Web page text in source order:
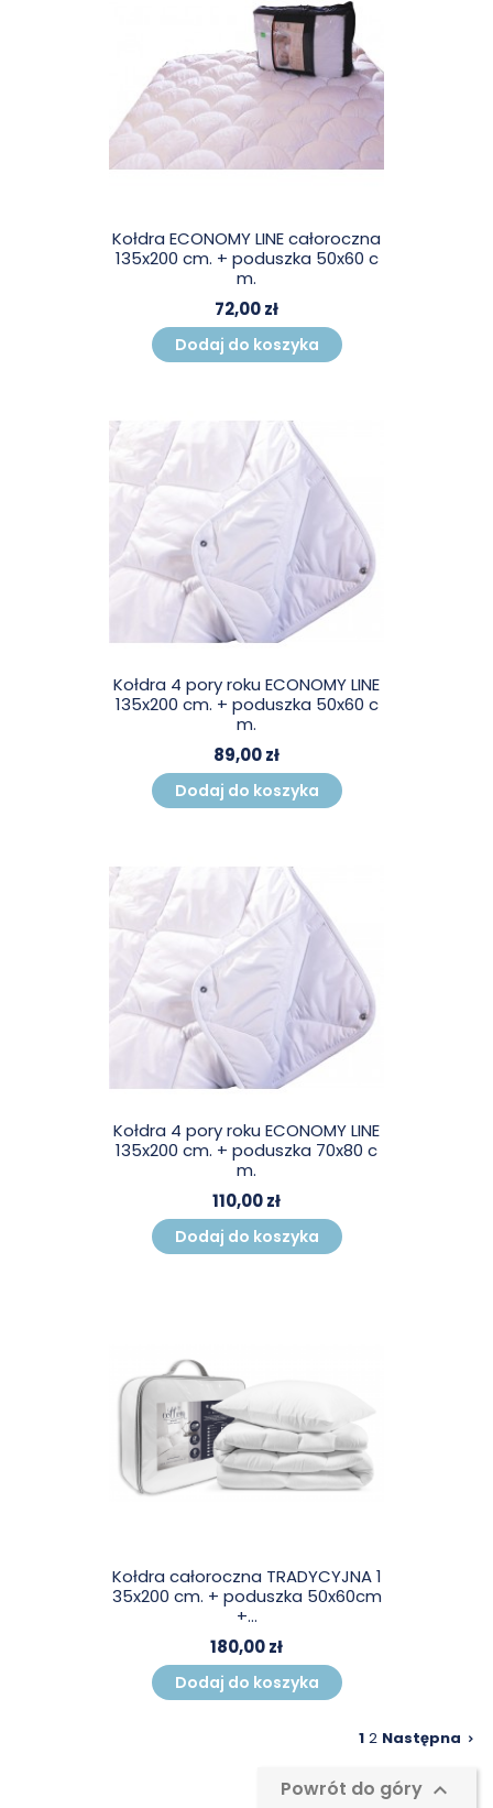
Kołdra ECONOMY LINE całoroczna
135x200 cm. + poduszka 50x60 c
m.
72,00 zł
Dodaj do koszyka
Kołdra 4 pory roku ECONOMY LINE
135x200 cm. + poduszka 50x60 c
m.
89,00 zł
Dodaj do koszyka
Kołdra 4 pory roku ECONOMY LINE
135x200 cm. + poduszka 70x80 c
m.
110,00 zł
Dodaj do koszyka
Kołdra całoroczna TRADYCYJNA 1
35x200 cm. + poduszka 50x60cm
+...
180,00 zł
Dodaj do koszyka
1 2 Następna 
Powrót do góry 